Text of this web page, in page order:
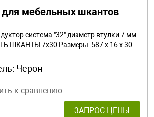
для мебельных шкантов
система "32" диаметр втулки 7 мм.
ШКАНТЫ 7х30 Размеры: 587 x 16 x 30
Черон
к сравнению
ЗАПРОС ЦЕНЫ